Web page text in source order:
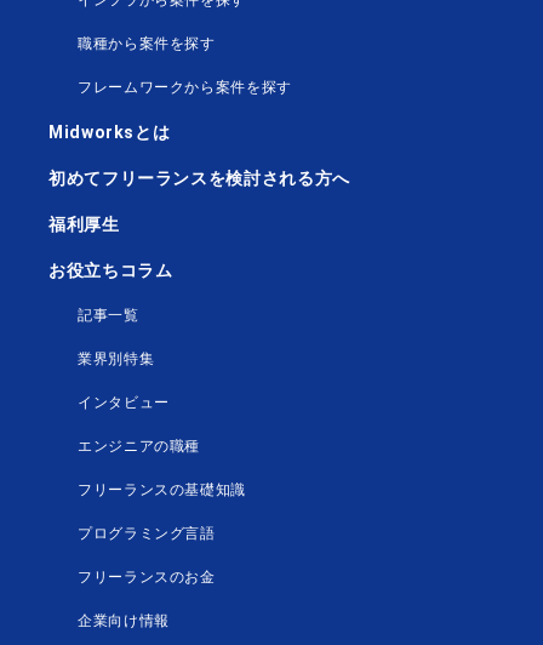
職種から案件を探す
フレームワークから案件を探す
Midworksとは
初めてフリーランスを検討される方へ
福利厚生
お役立ちコラム
記事一覧
業界別特集
インタビュー
エンジニアの職種
フリーランスの基礎知識
プログラミング言語
フリーランスのお金
企業向け情報